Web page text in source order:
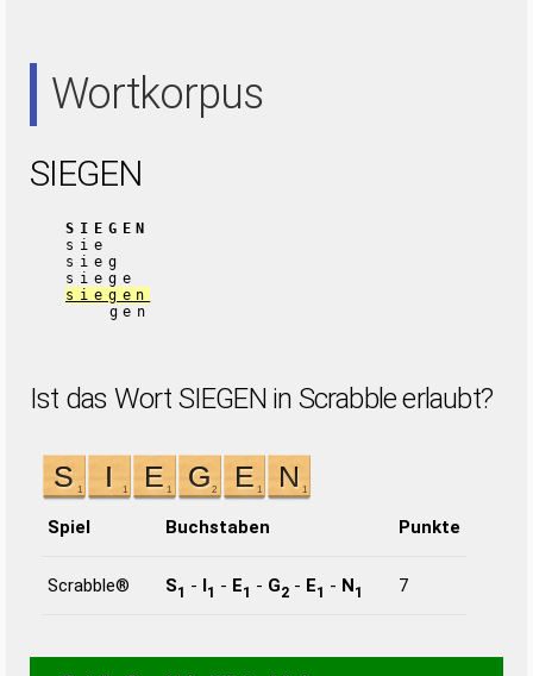
Wortkorpus
SIEGEN
SIEGEN
sie
sieg
siege
siegen
gen
Ist das Wort SIEGEN in Scrabble erlaubt?
Spiel Buchstaben Punkte
Scrabble® S1 - I1 - E1 - G2 - E1 - N1 7